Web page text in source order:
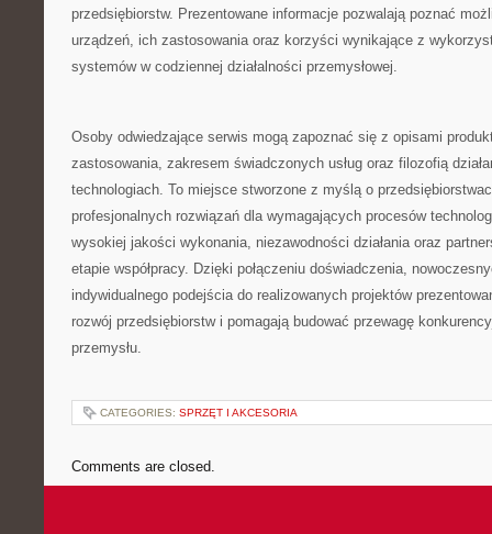
przedsiębiorstw. Prezentowane informacje pozwalają poznać
urządzeń, ich zastosowania oraz korzyści wynikające z
systemów w codziennej działalności przemysłowej.
Osoby odwiedzające serwis mogą zapoznać się z opisami
zastosowania, zakresem świadczonych usług oraz filozofią
technologiach. To miejsce stworzone z myślą o
profesjonalnych rozwiązań dla wymagających procesów
wysokiej jakości wykonania, niezawodności działania oraz
etapie współpracy. Dzięki połączeniu doświadczenia,
indywidualnego podejścia do realizowanych projektów
rozwój przedsiębiorstw i pomagają budować przewagę
przemysłu.
CATEGORIES: SPRZĘT I AKCESORIA
Comments are closed.